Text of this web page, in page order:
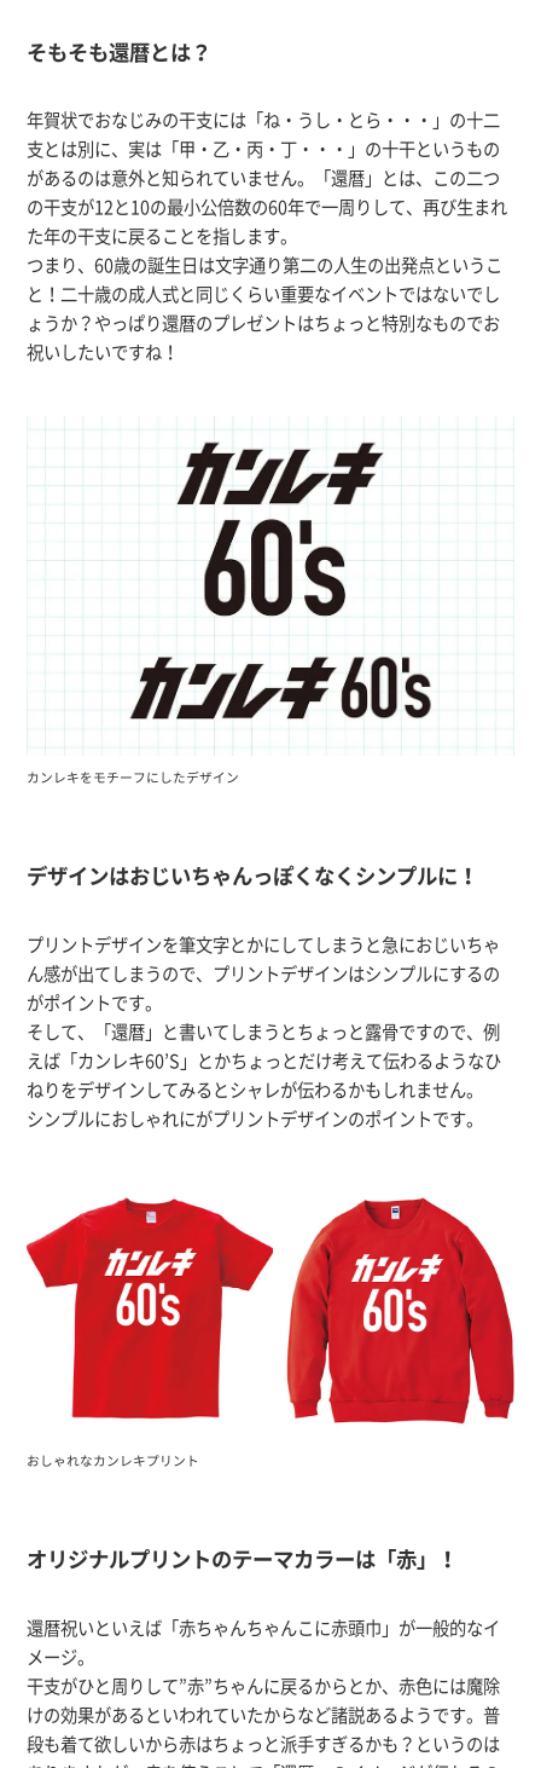
そもそも還暦とは？
年賀状でおなじみの干支には「ね・うし・とら・・・」の十二
支とは別に、実は「甲・乙・丙・丁・・・」の十干というもの
があるのは意外と知られていません。「還暦」とは、この二つ
の干支が12と10の最小公倍数の60年で一周りして、再び生まれ
た年の干支に戻ることを指します。
つまり、60歳の誕生日は文字通り第二の人生の出発点というこ
と！二十歳の成人式と同じくらい重要なイベントではないでし
ょうか？やっぱり還暦のプレゼントはちょっと特別なものでお
祝いしたいですね！
カンレキをモチーフにしたデザイン
デザインはおじいちゃんっぽくなくシンプルに！
プリントデザインを筆文字とかにしてしまうと急におじいちゃ
ん感が出てしまうので、プリントデザインはシンプルにするの
がポイントです。
そして、「還暦」と書いてしまうとちょっと露骨ですので、例
えば「カンレキ60’S」とかちょっとだけ考えて伝わるようなひ
ねりをデザインしてみるとシャレが伝わるかもしれません。
シンプルにおしゃれにがプリントデザインのポイントです。
おしゃれなカンレキプリント
オリジナルプリントのテーマカラーは「赤」！
還暦祝いといえば「赤ちゃんちゃんこに赤頭巾」が一般的なイ
メージ。
干支がひと周りして”赤”ちゃんに戻るからとか、赤色には魔除
けの効果があるといわれていたからなど諸説あるようです。普
段も着て欲しいから赤はちょっと派手すぎるかも？というのは